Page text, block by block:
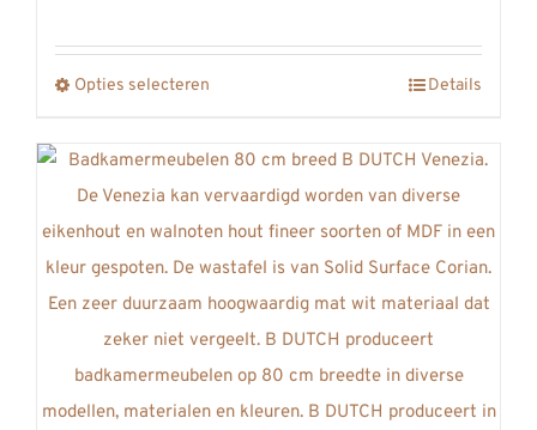
tot
Opties selecteren
heeft
meerdere
variaties.
Deze
optie
kan
gekozen
worden
Details